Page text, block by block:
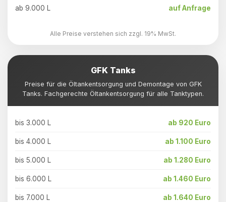
ab 9.000 L auf Anfrage
Alle Preise verstehen sich zzgl. 19% MwSt.
GFK Tanks
Preise für die Öltankentsorgung und Demontage von GFK
Tanks. Fachgerechte Öltankentsorgung für alle Tanktypen.
bis 3.000 L ab 920 Euro
bis 4.000 L ab 1.100 Euro
bis 5.000 L ab 1.280 Euro
bis 6.000 L ab 1.460 Euro
bis 7.000 L ab 1.640 Euro